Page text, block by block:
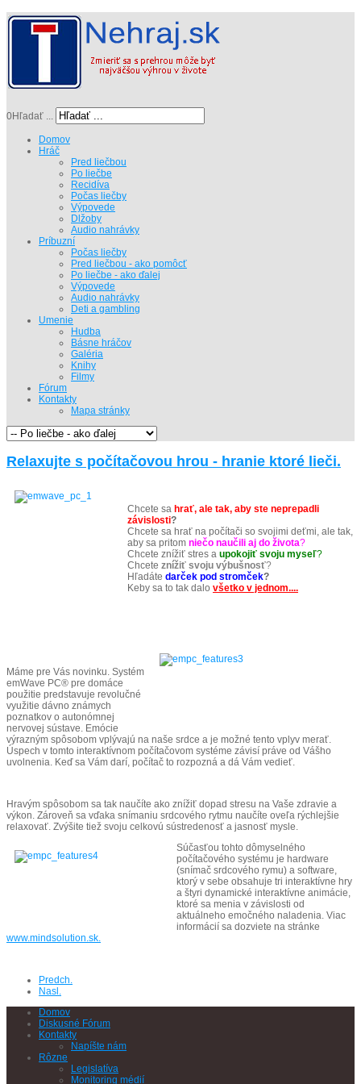
0Hľadať ...
Domov
Hráč
Pred liečbou
Po liečbe
Recidíva
Počas liečby
Výpovede
Dlžoby
Audio nahrávky
Príbuzní
Počas liečby
Pred liečbou - ako pomôcť
Po liečbe - ako ďalej
Výpovede
Audio nahrávky
Deti a gambling
Umenie
Hudba
Básne hráčov
Galéria
Knihy
Filmy
Fórum
Kontakty
Mapa stránky
Relaxujte s počítačovou hrou - hranie ktoré lieči.
Chcete sa hrať, ale tak, aby ste neprepadli
závislosti?
Chcete sa hrať na počítači so svojimi deťmi, ale tak,
aby sa pritom niečo naučili aj do života?
Chcete znížiť stres a upokojiť svoju myseľ?
Chcete znížiť svoju výbušnosť?
Hľadáte darček pod stromček?
Keby sa to tak dalo všetko v jednom....
Máme pre Vás novinku. Systém
emWave PC® pre domáce
použitie predstavuje revolučné
využitie dávno známych
poznatkov o autonómnej
nervovej sústave. Emócie
výrazným spôsobom vplývajú na naše srdce a je možné tento vplyv merať.
Úspech v tomto interaktívnom počítačovom systéme závisí práve od Vášho
uvolnenia. Keď sa Vám darí, počítač to rozpozná a dá Vám vedieť.
Hravým spôsobom sa tak naučíte ako znížiť dopad stresu na Vaše zdravie a
výkon. Zároveň sa vďaka snímaniu srdcového rytmu naučíte oveľa rýchlejšie
relaxovať. Zvýšite tiež svoju celkovú sústredenosť a jasnosť mysle.
Súčasťou tohto dômyselného
počítačového systému je hardware
(snímač srdcového rymu) a software,
ktorý v sebe obsahuje tri interaktívne hry
a štyri dynamické interaktívne animácie,
ktoré sa menia v závislosti od
aktuálneho emočného naladenia. Viac
informácií sa dozviete na stránke
www.mindsolution.sk.
Predch.
Nasl.
Domov
Diskusné Fórum
Kontakty
Napíšte nám
Rôzne
Legislatíva
Monitoring médií